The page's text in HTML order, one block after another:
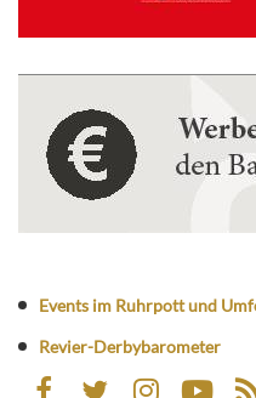
Events im Ruhrpott und
Revier-Derbybarometer